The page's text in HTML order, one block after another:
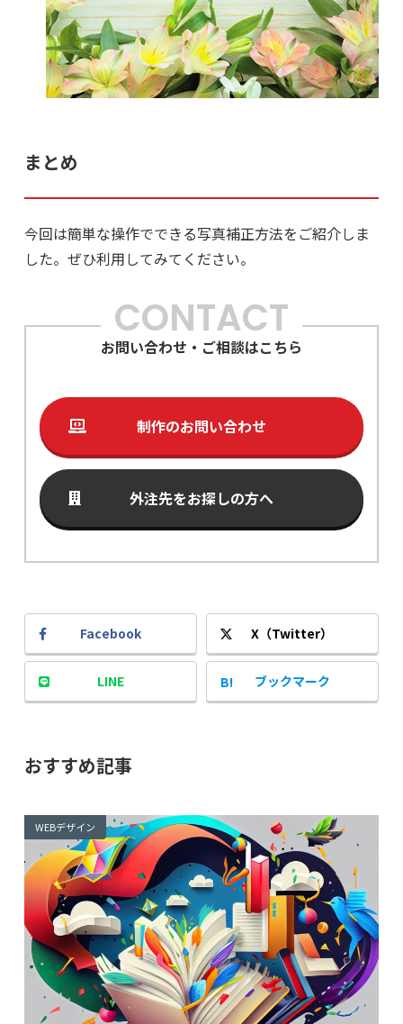
まとめ
今回は簡単な操作でできる写真補正方法をご紹介しま
した。ぜひ利用してみてください。
CONTACT
お問い合わせ・ご相談はこちら
制作のお問い合わせ
外注先をお探しの方へ
Facebook X（Twitter）
LINE ブックマーク
おすすめ記事
WEBデザイン